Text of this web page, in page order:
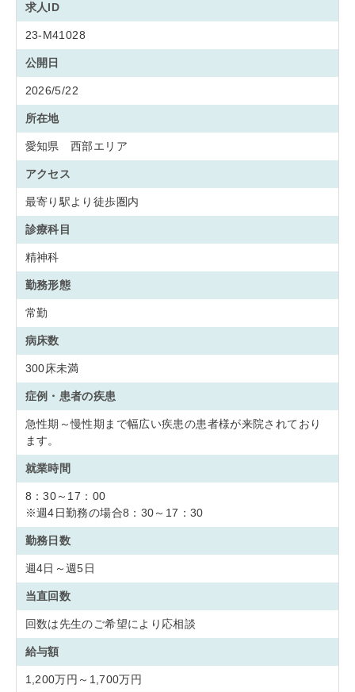
求人ID
23-M41028
公開日
2026/5/22
所在地
愛知県 西部エリア
アクセス
最寄り駅より徒歩圏内
診療科目
精神科
勤務形態
常勤
病床数
300床未満
症例・患者の疾患
急性期～慢性期まで幅広い疾患の患者様が来院されており
ます。
就業時間
8：30～17：00
※週4日勤務の場合8：30～17：30
勤務日数
週4日～週5日
当直回数
回数は先生のご希望により応相談
給与額
1,200万円～1,700万円